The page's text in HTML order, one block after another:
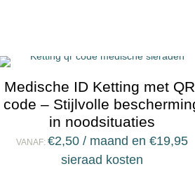
Medische ID Ketting met
code – Stijlvolle
in noodsituaties
VANAF: €2,50 / maand en €19,95
sieraad kosten